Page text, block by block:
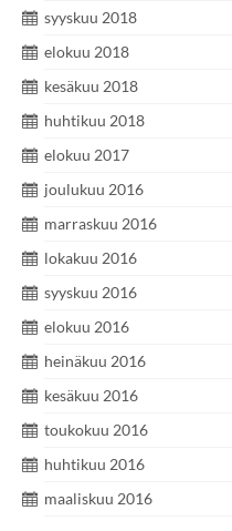
syyskuu 2018
elokuu 2018
kesäkuu 2018
huhtikuu 2018
elokuu 2017
joulukuu 2016
marraskuu 2016
lokakuu 2016
syyskuu 2016
elokuu 2016
heinäkuu 2016
kesäkuu 2016
toukokuu 2016
huhtikuu 2016
maaliskuu 2016